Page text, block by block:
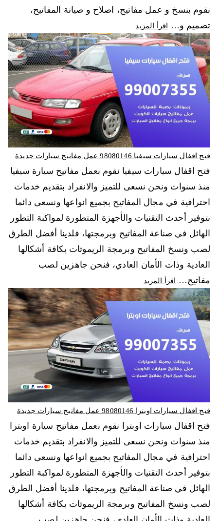
نقوم بنسخ و عمل مفاتيح، اصلاح و صيانة المفاتيح،
تصميم و…
اقرأ المزيد
فتح اقفال سيارات سيفيا 98080146‬ عمل مفاتيح سيارات جديدة
فتح اقفال سيارات سيفيا نقوم بعمل مفاتيح سيارة سيفيا
منذ سنوات ونحن نسعى للتميز والانفراد بتقديم خدمات
احترافية في مجال المفاتيح بجميع انواعها ونسعى دائما
بتوفير أحدث التقنيات والأجهزة المتطورة لمواكبة التطور
الهائل في صناعة المفاتيح وبرمجتها، فلدينا أفضل الطرق
لصب ونسخ المفاتيح وبرمجة الريموتات بكافة أشكالها
العادية وذات الأمان العادي، فنحن جاهزين لصب
مفاتيح…
اقرأ المزيد
فتح اقفال سيارات اوبترا 98080146‬ عمل مفاتيح سيارات جديدة
فتح اقفال سيارات اوبترا نقوم بعمل مفاتيح سيارة اوبترا
منذ سنوات ونحن نسعى للتميز والانفراد بتقديم خدمات
احترافية في مجال المفاتيح بجميع انواعها ونسعى دائما
بتوفير أحدث التقنيات والأجهزة المتطورة لمواكبة التطور
الهائل في صناعة المفاتيح وبرمجتها، فلدينا أفضل الطرق
لصب ونسخ المفاتيح وبرمجة الريموتات بكافة أشكالها